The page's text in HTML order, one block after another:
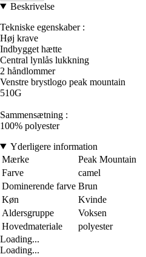
Beskrivelse
Tekniske egenskaber :
Høj krave
Indbygget hætte
Central lynlås lukkning
2 håndlommer
Venstre brystlogo peak mountain
510G
Sammensætning :
100% polyester
Yderligere information
Mærke
Peak Mountain
Farve
camel
Dominerende farve Brun
Køn
Kvinde
Aldersgruppe
Voksen
Hovedmateriale
polyester
Loading...
Loading...